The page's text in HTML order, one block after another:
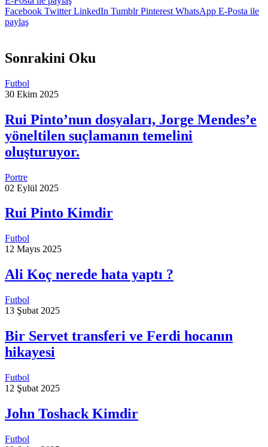
Facebook Twitter LinkedIn Tumblr Pinterest WhatsApp E-Posta ile
paylaş
Sonrakini Oku
Futbol
30 Ekim 2025
Rui Pinto’nun dosyaları, Jorge Mendes’e
yöneltilen suçlamanın temelini
oluşturuyor.
Portre
02 Eylül 2025
Rui Pinto Kimdir
Futbol
12 Mayıs 2025
Ali Koç nerede hata yaptı ?
Futbol
13 Şubat 2025
Bir Servet transferi ve Ferdi hocanın
hikayesi
Futbol
12 Şubat 2025
John Toshack Kimdir
Futbol